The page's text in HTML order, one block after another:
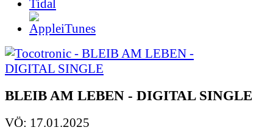
BLEIB AM LEBEN - DIGITAL SINGLE
VÖ: 17.01.2025